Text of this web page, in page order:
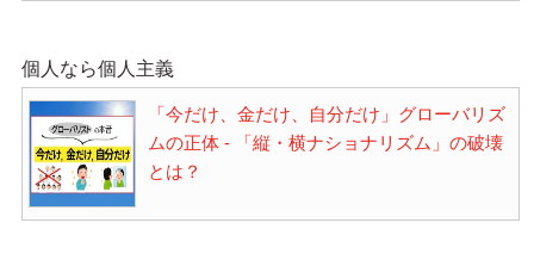
個人なら個人主義
「今だけ、金だけ、自分だけ」グローバリズ
ムの正体 - 「縦・横ナショナリズム」の破壊
とは？